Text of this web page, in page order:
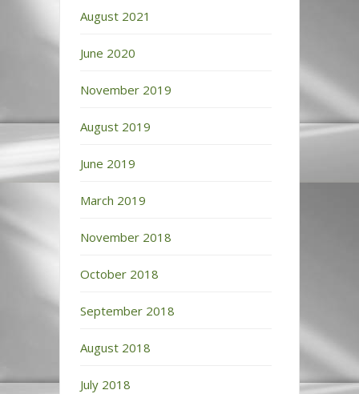
August 2021
June 2020
November 2019
August 2019
June 2019
March 2019
November 2018
October 2018
September 2018
August 2018
July 2018